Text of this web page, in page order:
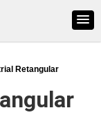
Retangular